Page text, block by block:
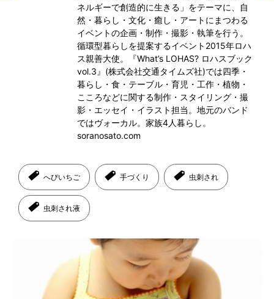
ネルギーで創造的に生きる」をテーマに、自
然・暮らし・文化・癒し・アートにまつわる
イベントの企画・制作・撮影・執筆を行う。
循環型暮らしを提案するイベント2015年ロハ
ス親善大使。『What’s LOHAS? ロハスブック
vol.3』(株式会社交通タイムズ社)では四季・
暮らし・食・テーブル・育児・工作・植物・
こころなどに関する制作・スタイリング・撮
影・エッセイ・イラスト担当。地元のバンド
ではヴォーカル。家族4人暮らし。
soranosato.com
へびいちご 手づくり 虫刺され
虫刺され液